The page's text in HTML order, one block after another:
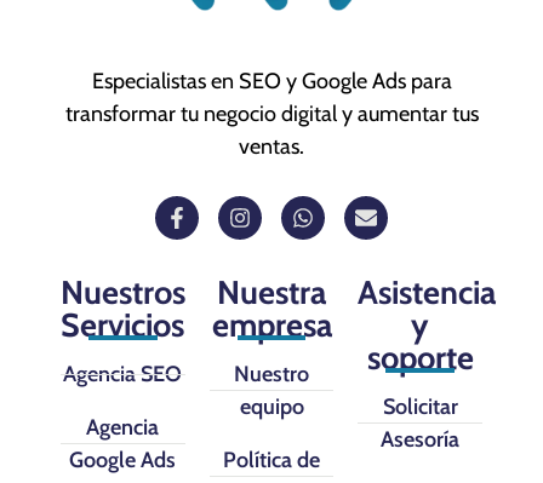
Especialistas en SEO y Google Ads para
transformar tu negocio digital y aumentar tus
ventas.
Nuestros
Servicios
Agencia SEO
Agencia
Google Ads
Nuestra
empresa
Nuestro
equipo
Política de
Asistencia
y
soporte
Solicitar
Asesoría